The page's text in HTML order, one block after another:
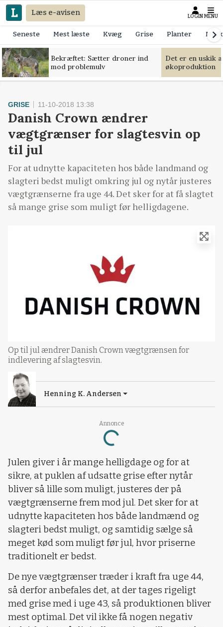
Læs e-avisen LOGIN MENU
Seneste Mest læste Kvæg Grise Planter
Bekræftet: Sætter droner ind
mod problemulv
Det er en uskik
økoproduktion
Annonce
Loading...
GRISE 11-10-2018 13:38
Danish Crown ændrer
vægtgrænser for slagtesvin op
til jul
For at udnytte kapaciteten hos både landmand og
slagteri bedst muligt omkring jul og nytår justeres
vægtgrænserne fra uge 44. Det sker for at få slagtet
så mange grise som muligt før helligdagene.
Op til jul ændrer Danish Crown vægtgrænsen for
indlevering af slagtesvin.
Henning K. Andersen
Julen giver i år mange helligdage og for at
sikre, at puklen af udsatte grise efter nytår
bliver så lille som muligt, justeres der på
vægtgrænserne frem mod jul. Det sker for at
udnytte kapaciteten hos både landmænd og
slagteri bedst muligt, og samtidig sælge så
meget kød som muligt før jul, hvor priserne
traditionelt er bedst.
De nye vægtgrænser træder i kraft fra uge 44,
så derfor anbefales det, at der tages rigeligt
med grise med i uge 43, så produktionen bliver
mest optimal. Det vil ikke få nogen negativ